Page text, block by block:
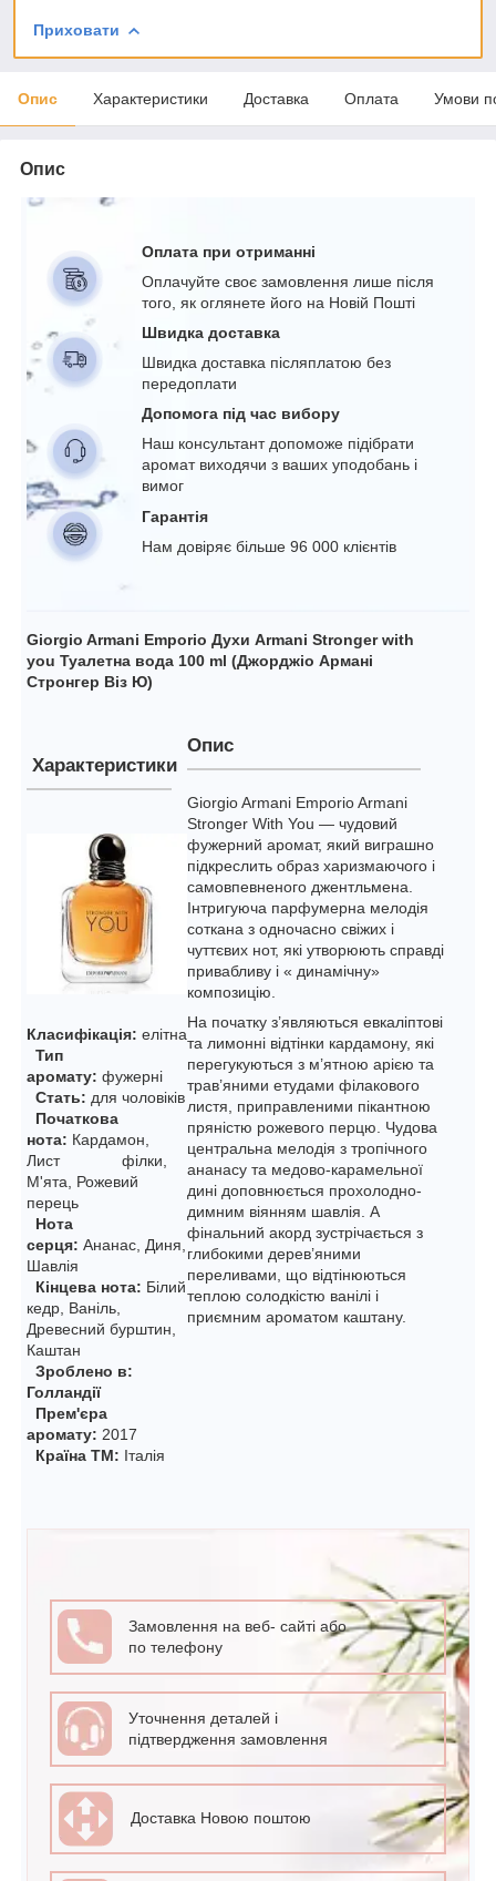
Приховати
Опис Характеристики Доставка Оплата Умови
Опис
Оплата при отриманні
Оплачуйте своє замовлення лише після
того, як оглянете його на Новій Пошті
Швидка доставка
Швидка доставка післяплатою без
передоплати
Допомога під час вибору
Наш консультант допоможе підібрати
аромат виходячи з ваших уподобань і
вимог
Гарантія
Нам довіряє більше 96 000 клієнтів
Giorgio Armani Emporio Духи Armani Stronger with
you Туалетна вода 100 ml (Джорджіо Армані
Стронгер Віз Ю)
Характеристики
Класифікація: елітна
Тип
аромату: фужерні
Стать: для чоловіків
Початкова
нота: Кардамон,
Лист філки,
М'ята, Рожевий
перець
Нота
серця: Ананас, Диня,
Шавлія
Кінцева нота: Білий
кедр, Ваніль,
Древесний бурштин,
Каштан
Зроблено в:
Голландії
Прем'єра
аромату: 2017
Країна ТМ: Італія
Опис
Giorgio Armani Emporio Armani
Stronger With You — чудовий
фужерний аромат, який виграшно
підкреслить образ харизмаючого і
самовпевненого джентльмена.
Інтригуюча парфумерна мелодія
соткана з одночасно свіжих і
чуттєвих нот, які утворюють справді
привабливу і « динамічну»
композицію.
На початку з’являються евкаліптові
та лимонні відтінки кардамону, які
перегукуються з м’ятною арією та
трав’яними етудами філакового
листя, приправленими пікантною
пряністю рожевого перцю. Чудова
центральна мелодія з тропічного
ананасу та медово-карамельної
дині доповнюється прохолодно-
димним віянням шавлія. А
фінальний акорд зустрічається з
глибокими дерев’яними
переливами, що відтінюються
теплою солодкістю ванілі і
приємним ароматом каштану.
Замовлення на веб- сайті або
по телефону
Уточнення деталей і
підтвердження замовлення
Доставка Новою поштою